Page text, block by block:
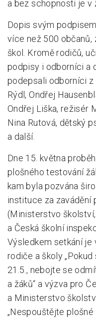
a bez schopnosti je v
Dopis svým
více než 500
škol. Kromě rodičů,
podpisy i odborníci a
podepsali odborníci z
Rýdl, Ondřej
Ondřej Liška, režisér
Nina Rutová, dětský
a další.
Dne 15. května
plošného testování
kam byla pozvána
instituce za zavádění
(Ministerstvo
a Česká školní
Výsledkem setkání je
rodiče a školy
21.5., nebojte se
a žáků“ a výzva pro
a Ministerstvo
„Nespouštějte